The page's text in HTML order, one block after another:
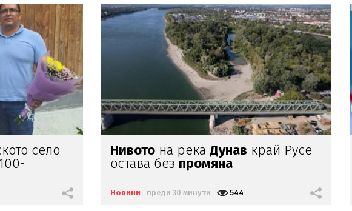
село
Нивото на река Дунав край Русе
остава без промяна
Новини преди 30 минути 544